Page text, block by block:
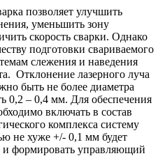
позволяет улучшить
уменьшить зону
скорость сварки. Однако
подготовки свариваемого
слежения и наведения
Отклонение лазерного луча
быть не более диаметра
0,2 – 0,4 мм. Для обеспечения
включать в состав
комплекса систему
не хуже +/- 0,1 мм будет
и формировать управляющий